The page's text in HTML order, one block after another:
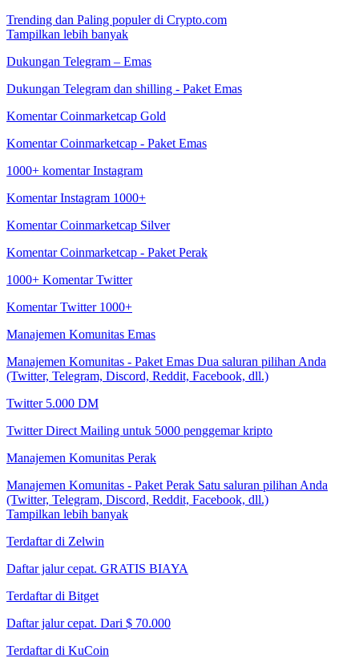
Trending dan Paling populer di Crypto.com
Tampilkan lebih banyak
Dukungan Telegram – Emas
Dukungan Telegram dan shilling - Paket Emas
Komentar Coinmarketcap Gold
Komentar Coinmarketcap - Paket Emas
1000+ komentar Instagram
Komentar Instagram 1000+
Komentar Coinmarketcap Silver
Komentar Coinmarketcap - Paket Perak
1000+ Komentar Twitter
Komentar Twitter 1000+
Manajemen Komunitas Emas
Manajemen Komunitas - Paket Emas Dua saluran pilihan Anda
(Twitter, Telegram, Discord, Reddit, Facebook, dll.)
Twitter 5.000 DM
Twitter Direct Mailing untuk 5000 penggemar kripto
Manajemen Komunitas Perak
Manajemen Komunitas - Paket Perak Satu saluran pilihan Anda
(Twitter, Telegram, Discord, Reddit, Facebook, dll.)
Tampilkan lebih banyak
Terdaftar di Zelwin
Daftar jalur cepat. GRATIS BIAYA
Terdaftar di Bitget
Daftar jalur cepat. Dari $ 70.000
Terdaftar di KuCoin